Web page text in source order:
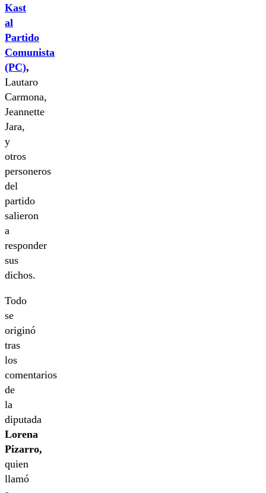
Kast
al
Partido
Comunista
(PC),
Lautaro
Carmona,
Jeannette
Jara,
y
otros
personeros
del
partido
salieron
a
responder
sus
dichos.
Todo
se
originó
tras
los
comentarios
de
la
diputada
Lorena
Pizarro,
quien
llamó